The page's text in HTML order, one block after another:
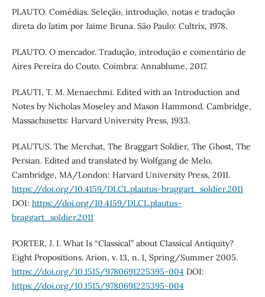
PLAUTO. Comédias. Seleção, introdução, notas e tradução
direta do latim por Jaime Bruna. São Paulo: Cultrix, 1978.
PLAUTO. O mercador. Tradução, introdução e comentário de
Aires Pereira do Couto. Coimbra: Annablume, 2017.
PLAUTI, T. M. Menaechmi. Edited with an Introduction and
Notes by Nicholas Moseley and Mason Hammond. Cambridge,
Massachusetts: Harvard University Press, 1933.
PLAUTUS. The Merchat, The Braggart Soldier, The Ghost, The
Persian. Edited and translated by Wolfgang de Melo.
Cambridge, MA/London: Harvard University Press, 2011.
https://doi.org/10.4159/DLCL.plautus-braggart_soldier.2011
DOI: https://doi.org/10.4159/DLCL.plautus-
braggart_soldier.2011
PORTER, J. I. What Is “Classical” about Classical Antiquity?
Eight Propositions. Arion, v. 13, n. 1, Spring/Summer 2005.
https://doi.org/10.1515/9780691225395-004 DOI:
https://doi.org/10.1515/9780691225395-004